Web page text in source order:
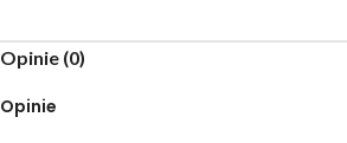
Opinie (0)
Opinie